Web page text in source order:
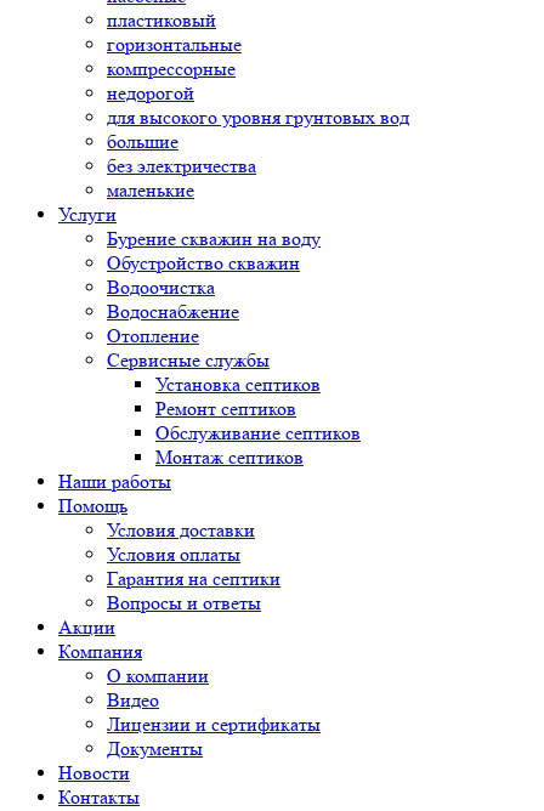
пластиковый
горизонтальные
компрессорные
недорогой
для высокого уровня грунтовых вод
большие
без электричества
маленькие
Услуги
Бурение скважин на воду
Обустройство скважин
Водоочистка
Водоснабжение
Отопление
Сервисные службы
Установка септиков
Ремонт септиков
Обслуживание септиков
Монтаж септиков
Наши работы
Помощь
Условия доставки
Условия оплаты
Гарантия на септики
Вопросы и ответы
Акции
Компания
О компании
Видео
Лицензии и сертификаты
Документы
Новости
Контакты